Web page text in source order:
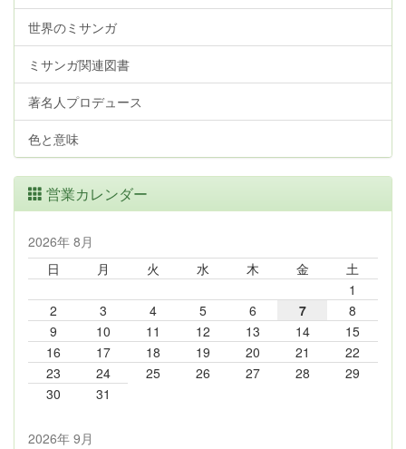
世界のミサンガ
ミサンガ関連図書
著名人プロデュース
色と意味
営業カレンダー
2026年 8月
日
月 火 水 木 金
土
1
2
3 4 5 6 7
8
9
10 11 12 13 14
15
16
17 18 19 20 21
22
23
24 25 26 27 28
29
30
31
2026年 9月